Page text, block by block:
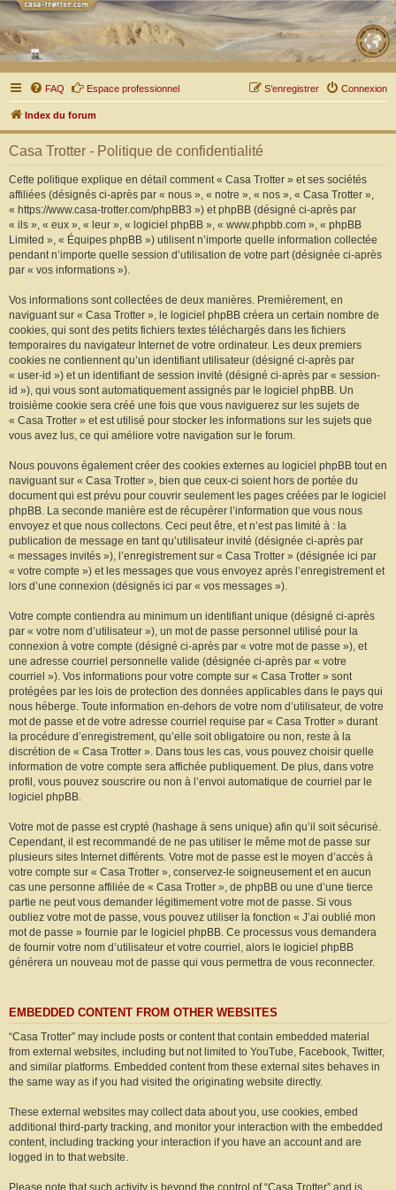
FAQ Espace professionnel Connexion
S’enregistrer
Index du forum
Casa Trotter - Politique de confidentialité
Cette politique explique en détail comment « Casa Trotter » et ses sociétés
affiliées (désignés ci-après par « nous », « notre », « nos », « Casa Trotter »,
« https://www.casa-trotter.com/phpBB3 ») et phpBB (désigné ci-après par
« ils », « eux », « leur », « logiciel phpBB », « www.phpbb.com », « phpBB
Limited », « Équipes phpBB ») utilisent n’importe quelle information collectée
pendant n’importe quelle session d’utilisation de votre part (désignée ci-après
par « vos informations »).
Vos informations sont collectées de deux manières. Premièrement, en
naviguant sur « Casa Trotter », le logiciel phpBB créera un certain nombre de
cookies, qui sont des petits fichiers textes téléchargés dans les fichiers
temporaires du navigateur Internet de votre ordinateur. Les deux premiers
cookies ne contiennent qu’un identifiant utilisateur (désigné ci-après par
« user-id ») et un identifiant de session invité (désigné ci-après par « session-
id »), qui vous sont automatiquement assignés par le logiciel phpBB. Un
troisième cookie sera créé une fois que vous naviguerez sur les sujets de
« Casa Trotter » et est utilisé pour stocker les informations sur les sujets que
vous avez lus, ce qui améliore votre navigation sur le forum.
Nous pouvons également créer des cookies externes au logiciel phpBB tout en
naviguant sur « Casa Trotter », bien que ceux-ci soient hors de portée du
document qui est prévu pour couvrir seulement les pages créées par le logiciel
phpBB. La seconde manière est de récupérer l’information que vous nous
envoyez et que nous collectons. Ceci peut être, et n’est pas limité à : la
publication de message en tant qu’utilisateur invité (désignée ci-après par
« messages invités »), l’enregistrement sur « Casa Trotter » (désignée ici par
« votre compte ») et les messages que vous envoyez après l’enregistrement et
lors d’une connexion (désignés ici par « vos messages »).
Votre compte contiendra au minimum un identifiant unique (désigné ci-après
par « votre nom d’utilisateur »), un mot de passe personnel utilisé pour la
connexion à votre compte (désigné ci-après par « votre mot de passe »), et
une adresse courriel personnelle valide (désignée ci-après par « votre
courriel »). Vos informations pour votre compte sur « Casa Trotter » sont
protégées par les lois de protection des données applicables dans le pays qui
nous héberge. Toute information en-dehors de votre nom d’utilisateur, de votre
mot de passe et de votre adresse courriel requise par « Casa Trotter » durant
la procédure d’enregistrement, qu’elle soit obligatoire ou non, reste à la
discrétion de « Casa Trotter ». Dans tous les cas, vous pouvez choisir quelle
information de votre compte sera affichée publiquement. De plus, dans votre
profil, vous pouvez souscrire ou non à l’envoi automatique de courriel par le
logiciel phpBB.
Votre mot de passe est crypté (hashage à sens unique) afin qu’il soit sécurisé.
Cependant, il est recommandé de ne pas utiliser le même mot de passe sur
plusieurs sites Internet différents. Votre mot de passe est le moyen d’accès à
votre compte sur « Casa Trotter », conservez-le soigneusement et en aucun
cas une personne affiliée de « Casa Trotter », de phpBB ou une d’une tierce
partie ne peut vous demander légitimement votre mot de passe. Si vous
oubliez votre mot de passe, vous pouvez utiliser la fonction « J’ai oublié mon
mot de passe » fournie par le logiciel phpBB. Ce processus vous demandera
de fournir votre nom d’utilisateur et votre courriel, alors le logiciel phpBB
générera un nouveau mot de passe qui vous permettra de vous reconnecter.
EMBEDDED CONTENT FROM OTHER WEBSITES
“Casa Trotter” may include posts or content that contain embedded material
from external websites, including but not limited to YouTube, Facebook, Twitter,
and similar platforms. Embedded content from these external sites behaves in
the same way as if you had visited the originating website directly.
These external websites may collect data about you, use cookies, embed
additional third-party tracking, and monitor your interaction with the embedded
content, including tracking your interaction if you have an account and are
logged in to that website.
Please note that such activity is beyond the control of “Casa Trotter” and is